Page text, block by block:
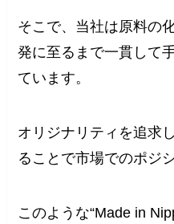
そこで、当社は原料の
発に至るまで一貫して
ています。
オリジナリティを追求
ることで市場でのポジ
このような“Made in